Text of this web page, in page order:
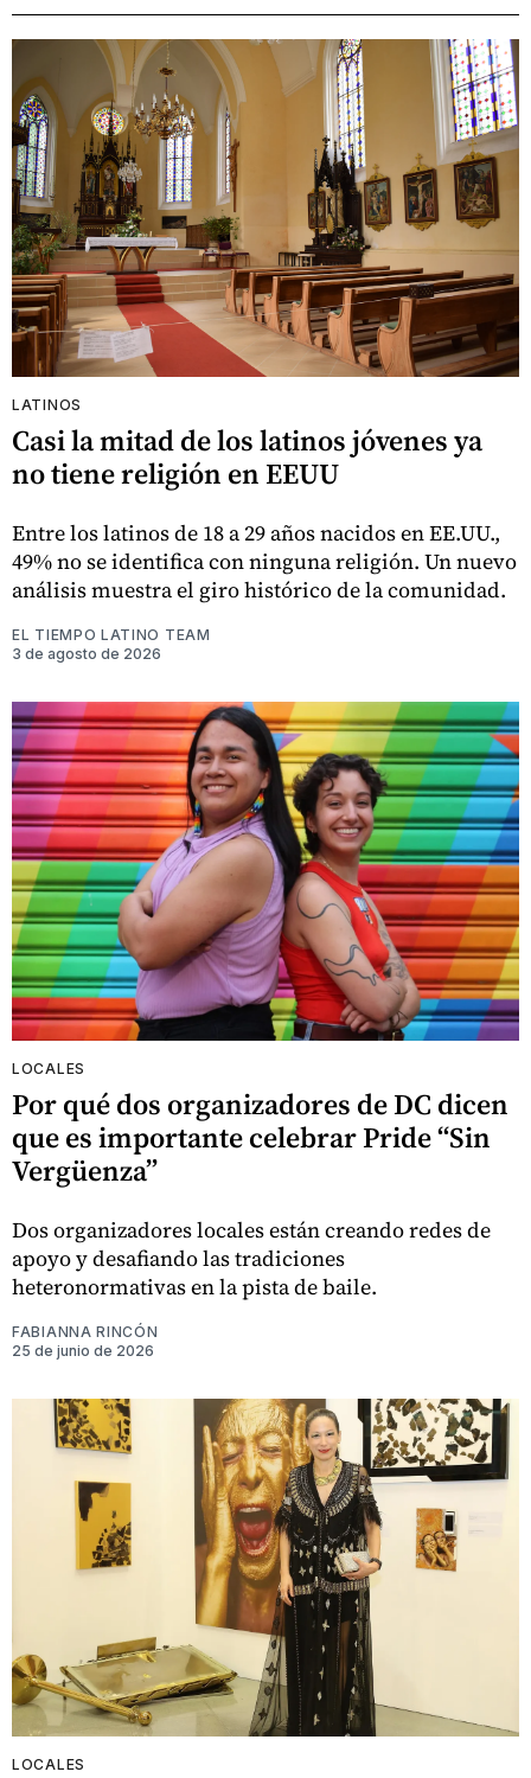
LATINOS
Casi la mitad de los latinos jóvenes ya
no tiene religión en EEUU
Entre los latinos de 18 a 29 años nacidos en EE.UU.,
49% no se identifica con ninguna religión. Un nuevo
análisis muestra el giro histórico de la comunidad.
EL TIEMPO LATINO TEAM
3 de agosto de 2026
LOCALES
Por qué dos organizadores de DC dicen
que es importante celebrar Pride “Sin
Vergüenza”
Dos organizadores locales están creando redes de
apoyo y desafiando las tradiciones
heteronormativas en la pista de baile.
FABIANNA RINCÓN
25 de junio de 2026
LOCALES